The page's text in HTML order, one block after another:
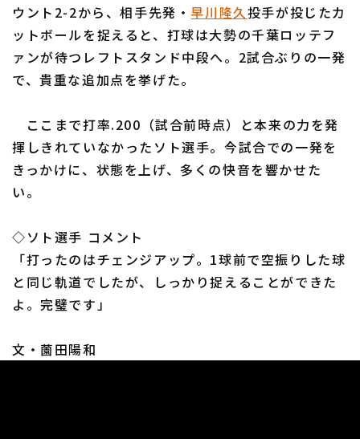
オリックス・バファローズ
福岡ソフトバンクホークス
利用規約 プライバシーポリシー
特定商取引法の表示 アルバイト募集（別ウィンドウで開く
ウント2-2から、相手先発・ 早川隆久投手が投じたカ
ットボールを捉えると、打球は大勢の千葉ロッテフ
ァンが待つレフトスタンド中段へ。2試合ぶりの一発
で、貴重な追加点を挙げた。
ここまで打率.200（試合前時点）と本来の力を発
揮しきれていなかったソト選手。今試合での一発を
きっかけに、状態を上げ、多くの快音を響かせた
い。
◇ソト選手 コメント
「打ったのはチェンジアップ。1球前で空振りした球
と同じ軌道でしたが、しっかり捉えることができた
よ。完璧です」
文・薗田陽和